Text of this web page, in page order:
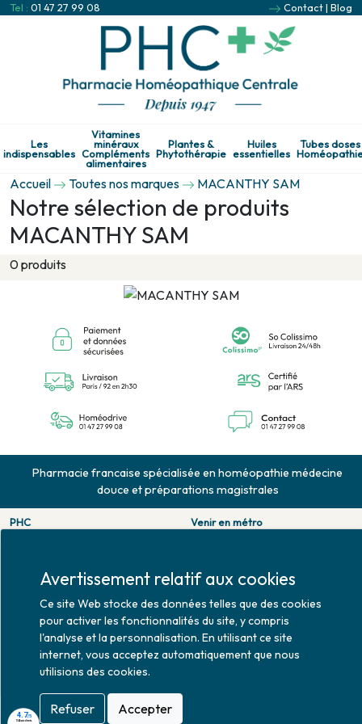
Tel : 01 47 27 99 08 Contact| Blog
Les
indispensables
Vitamines
minéraux
Compléments
alimentaires
Plantes &
Phytothérapie
Huiles
essentielles
Tubes doses
Accueil Toutes nos marques MACANTHY SAM
Notre sélection de produits
MACANTHY SAM
0 produits
Pharmacie francaise spécialisée en homéopathie médecine
douce et préparations magistrales
PHC
Fax. 01 47 55 03 61
Horaires d'ouverture
Lundi : 10h30 - 20h00
Mardi au vendredi : 9h00 -
20h00
Samedi : 9h30 - 20h00
Venir en métro
Venir en bus
Jean Monet : ligne 52.
Avertissement relatif aux cookies
Ce site Web stocke des données telles que des cookies
pour activer les fonctionnalités du site, y compris
l'analyse et la personnalisation. En utilisant ce site
internet, vous acceptez automatiquement que nous
utilisions des cookies.
Refuser Accepter